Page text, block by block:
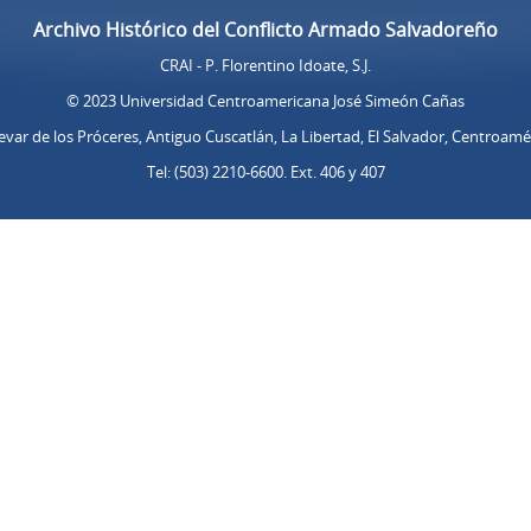
Archivo Histórico del Conflicto Armado Salvadoreño
CRAI - P. Florentino Idoate, S.J.
© 2023 Universidad Centroamericana José Simeón Cañas
de los Próceres, Antiguo Cuscatlán, La Libertad, El Salvador,
Tel: (503) 2210-6600. Ext. 406 y 407